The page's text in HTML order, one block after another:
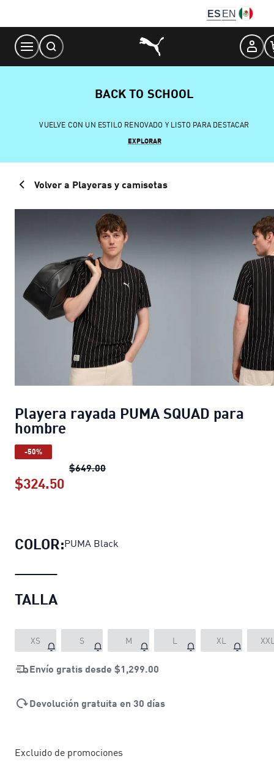
Content
ES EN
BACK TO SCHOOL
VUELVE CON UN ESTILO RENOVADO Y LISTO PARA DESTACAR
EXPLORAR
Volver a Playeras y camisetas
Playera rayada PUMA SQUAD para
hombre
-50%
$649.00Playera rayada PUMA SQUAD para
$324.50
COLOR:PUMA Black
TALLA
XS S M L XL
Envío gratis desde $1,299.00
Devolución gratuita en 30 días
Excluido de promociones